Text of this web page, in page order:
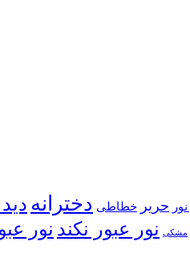
حریر خطاطی دخترانه
مشکی نور عبور نکند نور